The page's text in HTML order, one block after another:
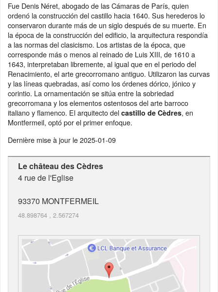
Fue Denis Néret, abogado de las Cámaras de París, quien
ordenó la construcción del castillo hacia 1640. Sus herederos lo
conservaron durante más de un siglo después de su muerte. En
la época de la construcción del edificio, la arquitectura respondía
a las normas del clasicismo. Los artistas de la época, que
corresponde más o menos al reinado de Luis XIII, de 1610 a
1643, interpretaban libremente, al igual que en el periodo del
Renacimiento, el arte grecorromano antiguo. Utilizaron las curvas
y las líneas quebradas, así como los órdenes dórico, jónico y
corintio. La ornamentación se sitúa entre la sobriedad
grecorromana y los elementos ostentosos del arte barroco
italiano y flamenco. El arquitecto del castillo de Cèdres, en
Montfermeil, optó por el primer enfoque.
Dernière mise à jour le2025-01-09
Le château des Cèdres
4 rue de l'Eglise
93370 MONTFERMEIL
48.898764 , 2.567274